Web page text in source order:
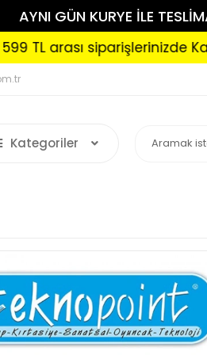
AYNI GÜN KURYE İLE
arası siparişlerinizde Kargo
Kategoriler